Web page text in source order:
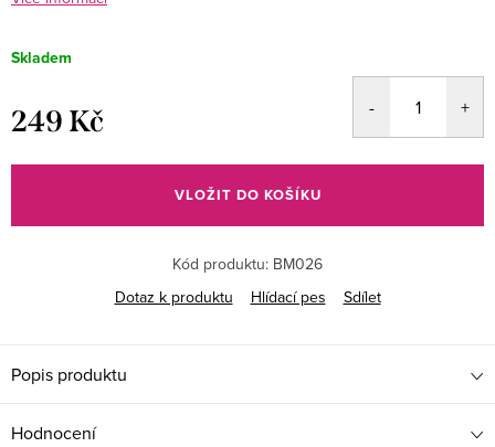
Skladem
249 Kč
cena:
VLOŽIT DO KOŠÍKU
Kód produktu: BM026
Dotaz k produktu
Hlídací pes Sdílet
Popis produktu
Hodnocení